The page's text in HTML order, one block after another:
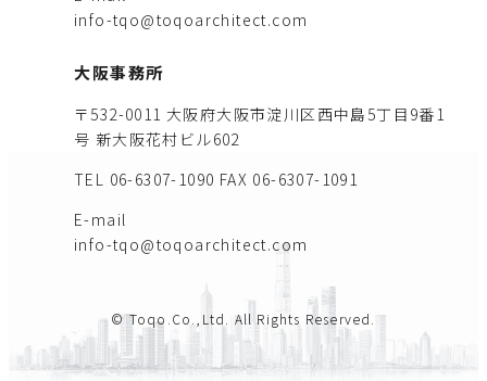
info-tqo@toqoarchitect.com
大阪事務所
〒532-0011 大阪府大阪市淀川区西中島5丁目9番1
号 新大阪花村ビル602
TEL 06-6307-1090 FAX 06-6307-1091
E-mail
info-tqo@toqoarchitect.com
© Toqo.Co.,Ltd. All Rights Reserved.